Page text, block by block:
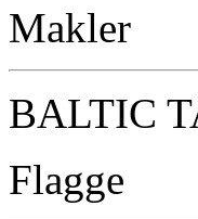
Makler
BALTIC
Flagge